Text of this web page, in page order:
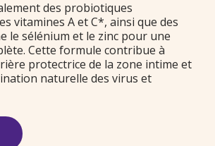
des probiotiques
vitamines A et C*, ainsi que des
le sélénium et le zinc pour une
Cette formule contribue à
protectrice de la zone intime et
naturelle des virus et